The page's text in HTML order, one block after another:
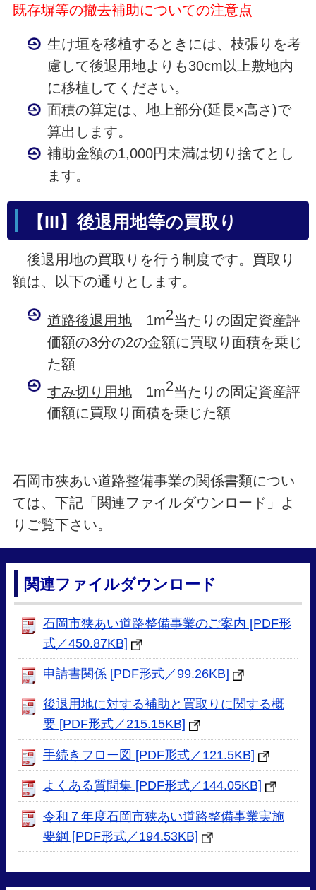
既存塀等の撤去補助についての注意点
生け垣を移植するときには、枝張りを考
慮して後退用地よりも30cm以上敷地内
に移植してください。
面積の算定は、地上部分(延長×高さ)で
算出します。
補助金額の1,000円未満は切り捨てとし
ます。
【III】後退用地等の買取り
後退用地の買取りを行う制度です。買取り
額は、以下の通りとします。
道路後退用地1m2当たりの固定資産評
価額の3分の2の金額に買取り面積を乗じ
た額
すみ切り用地1m2当たりの固定資産評
価額に買取り面積を乗じた額
石岡市狭あい道路整備事業の関係書類につい
ては、下記「関連ファイルダウンロード」よ
りご覧下さい。
関連ファイルダウンロード
石岡市狭あい道路整備事業のご案内 [PDF形
式／450.87KB]
申請書関係 [PDF形式／99.26KB]
後退用地に対する補助と買取りに関する概
要 [PDF形式／215.15KB]
手続きフロー図 [PDF形式／121.5KB]
よくある質問集 [PDF形式／144.05KB]
令和７年度石岡市狭あい道路整備事業実施
要綱 [PDF形式／194.53KB]